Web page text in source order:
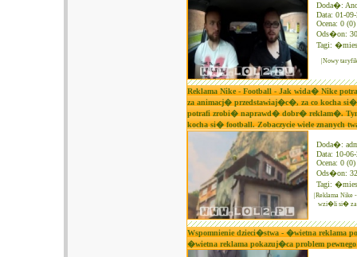
Doda�:
Data: 01-
Ocena: 0 (0)
Ods�on:
Tagi:
|Nowy
Reklama Nike - Football - Jak wida� Nike
za animacj� przedstawiaj�c�, za co kocha
potrafi zrobi� naprawd� dobr� reklam�.
kocha si� football. Zobaczycie wiele znanych
Doda�:
Data: 10-
Ocena: 0 (0)
Ods�on:
Tagi:
|Reklama
wzi�li si� za
Wspomnienie dzieci�stwa - �wietna reklama
�wietna reklama pokazuj�ca problem pewnego